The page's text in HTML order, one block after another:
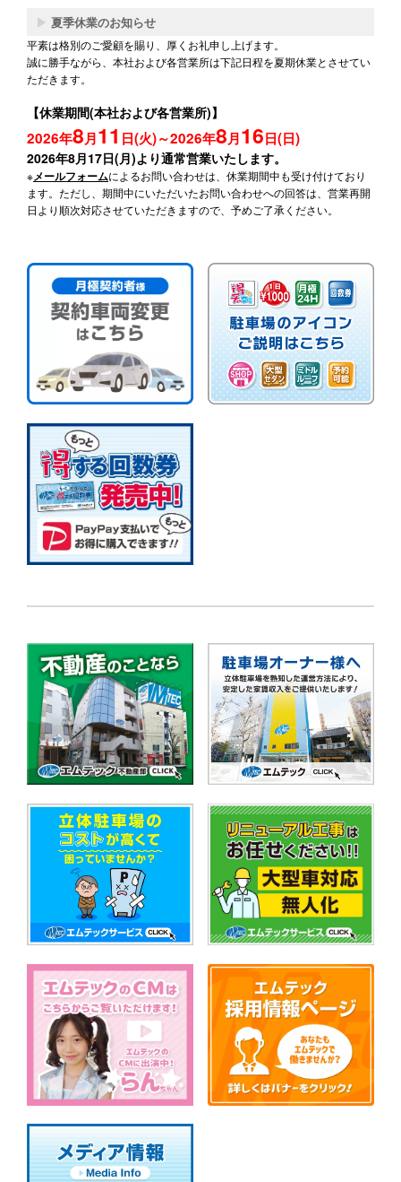
▶ 夏季休業のお知らせ
平素は格別のご愛顧を賜り、厚くお礼申し上げます。
誠に勝手ながら、本社および各営業所は下記日程を夏期休業とさせてい
ただきます。
【休業期間(本社および各営業所)】
2026年8月11 日(火)～2026年8月16日(日)
2026年8月17日(月)より通常営業いたします。
※メールフォームによるお問い合わせは、休業期間中も受け付けており
ます。ただし、期間中にいただいたお問い合わせへの回答は、営業再開
日より順次対応させていただきますので、予めご了承ください。